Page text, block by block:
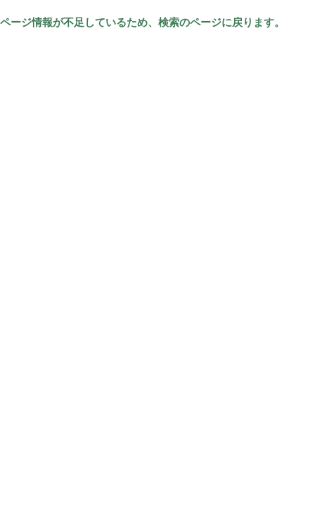
ページ情報が不足しているため、検索のページに戻ります。